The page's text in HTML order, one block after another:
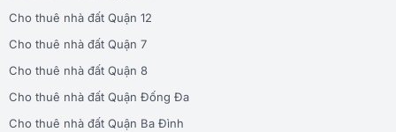
Cho thuê nhà đất Quận 12
Cho thuê nhà đất Quận 7
Cho thuê nhà đất Quận 8
Cho thuê nhà đất Quận Đống Đa
Cho thuê nhà đất Quận Ba Đình